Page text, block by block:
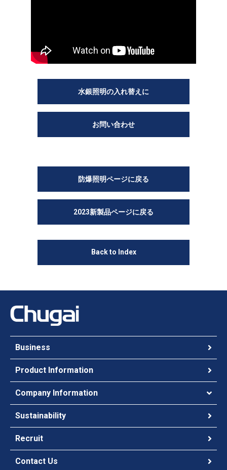
水銀照明の入れ替えに
お問い合わせ
防爆照明ページに戻る
2023新製品ページに戻る
Back to Index
Business
Product Information
Company Information
Sustainability
Recruit
Contact Us